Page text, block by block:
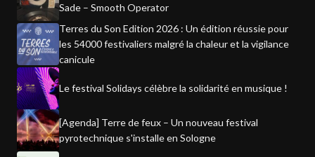
Sade – Smooth Operator
Terres du Son Edition 2026 : Un édition réussie pour
les 54000 festivaliers malgré la chaleur et la vigilance
canicule
Le festival Solidays célèbre la solidarité en musique !
[Agenda] Terre de feux – Un nouveau festival
pyrotechnique s'installe en Sologne